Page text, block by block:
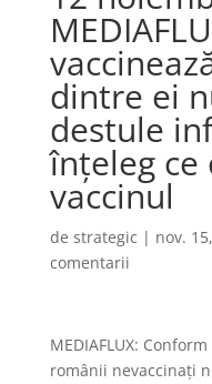
dintre ei
destule
înţeleg ce
vaccinul
de strategic | nov.
comentarii
MEDIAFLUX:
românii nevaccinaţi